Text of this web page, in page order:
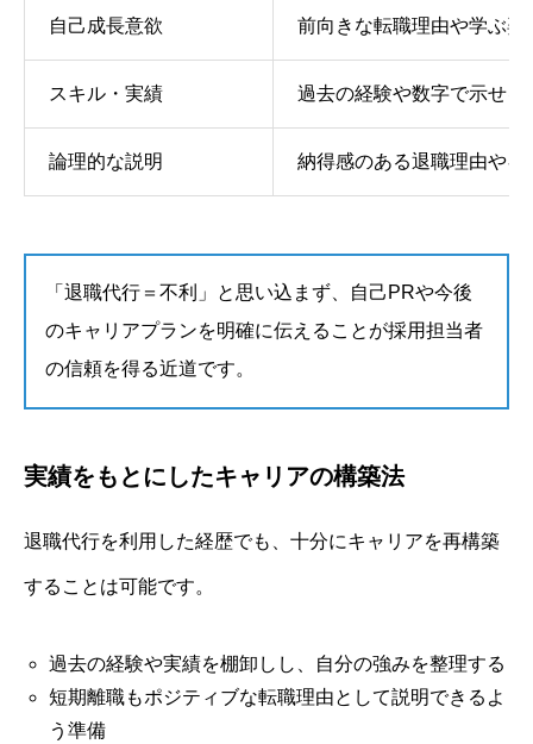
自己成長意欲 前向きな転職理由や学ぶ姿
スキル・実績 過去の経験や数字で示せる
論理的な説明 納得感のある退職理由やキ
「退職代行＝不利」と思い込まず、自己PRや今後
のキャリアプランを明確に伝えることが採用担当者
の信頼を得る近道です。
実績をもとにしたキャリアの構築法
退職代行を利用した経歴でも、十分にキャリアを再構築
することは可能です。
過去の経験や実績を棚卸しし、自分の強みを整理する
短期離職もポジティブな転職理由として説明できるよ
う準備